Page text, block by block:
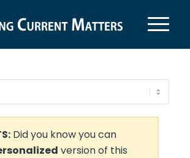
Did you know you can
version of this